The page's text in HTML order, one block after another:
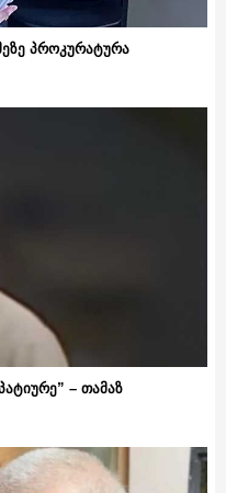
პროკურატურა
– თამაზ